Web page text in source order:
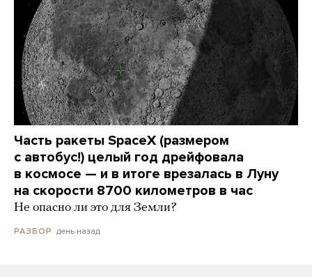
Часть ракеты SpaceX (размером
с автобус!) целый год дрейфовала
в космосе — и в итоге врезалась в Луну
на скорости 8700 километров в час
Не опасно ли это для Земли?
РАЗБОР день назад